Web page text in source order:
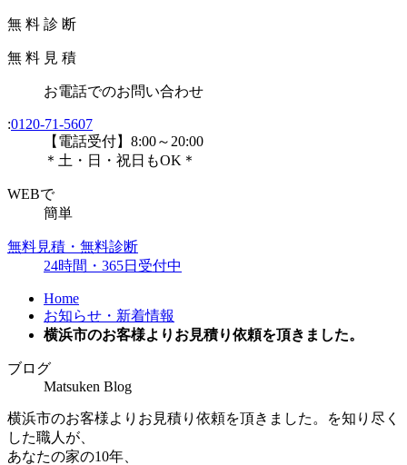
無 料 診 断
無 料 見 積
お電話でのお問い合わせ
:0120-71-5607
【電話受付】8:00～20:00
＊土・日・祝日もOK＊
WEBで
簡単
無料見積・無料診断
24時間・365日受付中
Home
お知らせ・新着情報
横浜市のお客様よりお見積り依頼を頂きました。
ブログ
Matsuken Blog
横浜市のお客様よりお見積り依頼を頂きました。を知り尽く
した職人が、
あなたの家の10年、